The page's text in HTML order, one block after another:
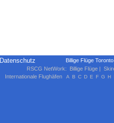
Datenschutz
Billige Flüge
RSCG NetWork: Billige Flüge |
Internationale Flughäfen
A B C D E F G H